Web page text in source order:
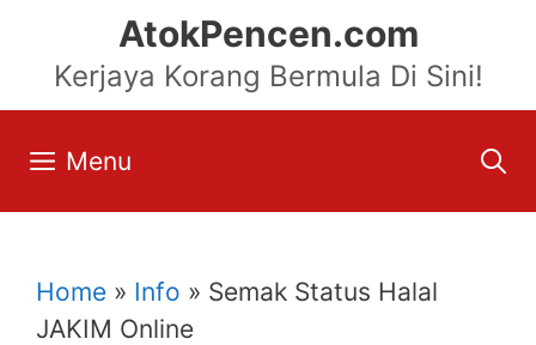
content
AtokPencen.com
Kerjaya Korang Bermula Di Sini!
Menu
Home » Info » Semak Status Halal
JAKIM Online